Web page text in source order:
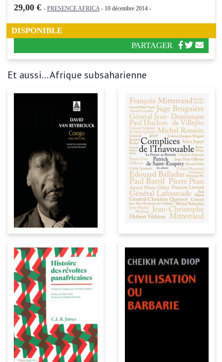
29,00 € - PRESENCE AFRICA- 10 décembre 2014 -
DISPONIBLE
PARTAGER
Et aussi... Afrique subsaharienne